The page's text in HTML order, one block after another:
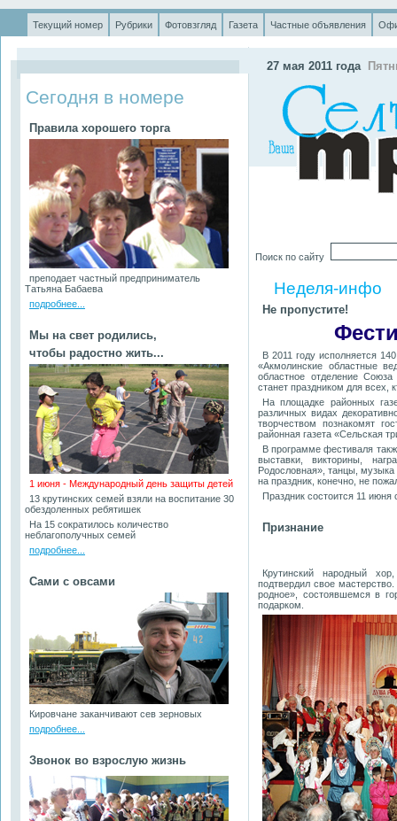
Текущий номер Рубрики Фотовзгляд Газета Частные объявления
Сегодня в номере
Правила хорошего торга
преподает частный предприниматель
Татьяна Бабаева
подробнее...
Мы на свет родились,
чтобы радостно жить...
1 июня - Международный день защиты детей
13 крутинских семей взяли на воспитание 30
обездоленных ребятишек
На 15 сократилось количество
неблагополучных семей
подробнее...
Сами с овсами
Кировчане заканчивают сев зерновых
подробнее...
Звонок во взрослую жизнь
27 мая 2011 года
Поиск по сайту
Неделя-инфо
Не пропустите!
В 2011 году исполняется
«Акмолинские областные
областное отделение
станет праздником для всех,
На площадке районных
различных видах
творчеством познакомят
районная газета «Сельская
В программе фестиваля
выставки, викторины,
Родословная», танцы, музыка
на праздник, конечно, не
Праздник состоится 11
Признание
Крутинский народный
подтвердил свое
родное», состоявшемся в
подарком.